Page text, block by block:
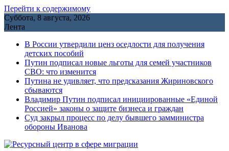
Перейти к содержимому
Суббота, 8 августа, 2026
Лента
В России утвердили ценз оседлости для получения
детских пособий
Путин подписал новые льготы для семей участников
СВО: что изменится
Путина не удивляет, что предсказания Жириновского
сбываются
Владимир Путин подписал инициированные «Единой
Россией» законы о защите бизнеса и граждан
Cуд закрыл процесс по делу бывшего замминистра
обороны Иванова